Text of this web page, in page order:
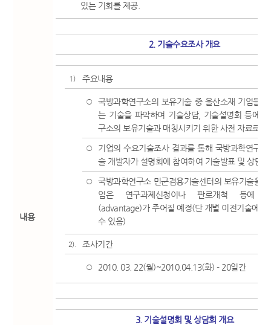
내용
있는 기회를 제공.
2. 기술수요조사 개요
1) 주요내용
○
국방과학연구소의 보유기술 중 울산소재 기업들이
는 기술을 파악하여 기술상담, 기술설명회 등에
구소의 보유기술과 매칭시키기 위한 사전 자료로
○
기업의 수요기술조사 결과를 통해 국방과학연구
술 개발자가 설명회에 참여하여 기술발표 및 상담
○
국방과학연구소 민군겸용기술센터의 보유기술을
업은 연구과제신청이나 판로개척 등에 어
(advantage)가 주어질 예정(단 개별 이전기술에 따
수 있음)
2). 조사기간
○ 2010. 03. 22(월)~2010.04.13(화) - 20일간
3. 기술설명회 및 상담회 개요